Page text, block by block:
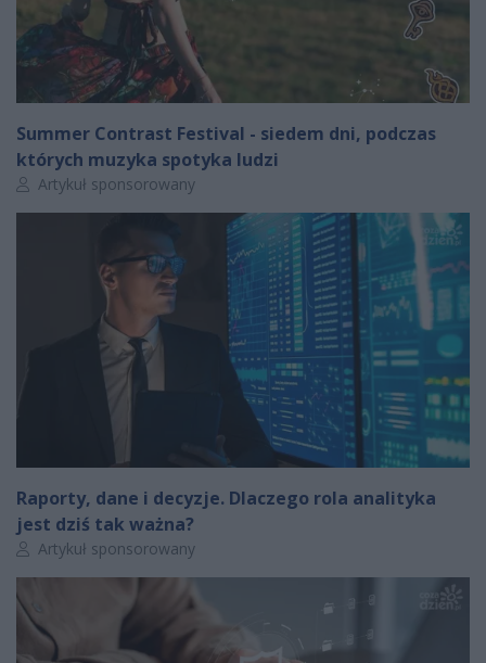
Summer Contrast Festival - siedem dni, podczas
których muzyka spotyka ludzi
Autor artykułu:
Artykuł sponsorowany
Raporty, dane i decyzje. Dlaczego rola analityka
jest dziś tak ważna?
Autor artykułu:
Artykuł sponsorowany